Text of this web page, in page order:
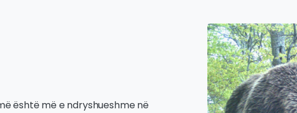
është më e ndryshueshme në